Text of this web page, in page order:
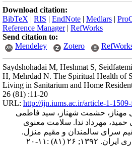
Download citation:
BibTeX | RIS | EndNote | Medlars |
Reference Manager| RefWorks
Send citation to:
Mendeley
Zotero
Saydshohadai M, Heshmat S,
H, Mehrdad N. The Spiritual Health of
Living in Sanitarium and Home
26 (81) :11-20
URL: http://ijn.iums.ac.ir/article-1-
مهناز، حشمت شهناز، سید فاطمی
حمید، مهرداد ندا. سلامت معنوی
سرای سالمندان و مقیم منزل.
۲۶ (۸۱) :۱۱-۲۰